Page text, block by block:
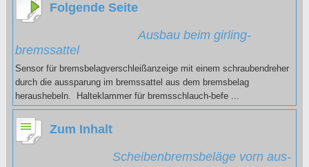
Folgende Seite
Ausbau beim girling-
bremssattel
Sensor für bremsbelagverschleißanzeige mit einem schraubendreher
durch die aussparung im bremssattel aus dem bremsbelag
heraushebeln. Halteklammer für bremsschlauch-befe ...
Zum Inhalt
Scheibenbremsbeläge vorn aus-